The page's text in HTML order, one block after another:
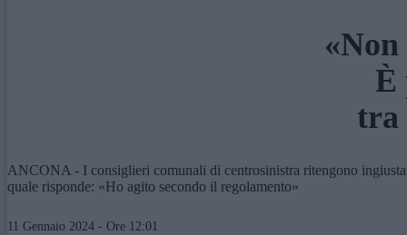
È
tra
ANCONA - I consiglieri comunali di centrosinistra ritengono
quale risponde: «Ho agito secondo il regolamento»
11 Gennaio 2024 - Ore 12:01